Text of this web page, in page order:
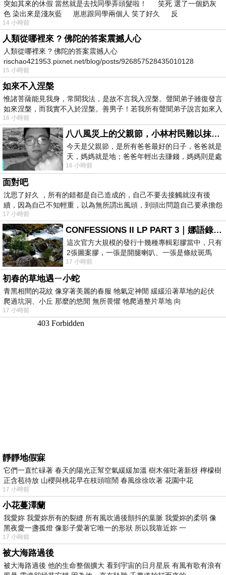
突如其來的休假 當然就是去找同學弄頭髮啦！ 笑死 選了一個奶灰
色 染出來是淺灰藍 崽崽跟同學兩個人 笑了好久 反
14 小時前
人類從哪裡來 ? 佛陀的答案震撼人心
人類從哪裡來 ? 佛陀的答案震撼人心
rischao421953.pixnet.net/blog/posts/926857528435010128
15 小時前
如來不入涅槃
惟諸菩薩能見我身，常聞我法，是故不言我入涅槃。聲聞弟子雖復發言
如來涅槃，而我實不入於涅槃。善男子！若我所有聲聞弟子說言如來入
16 小時前
八八風災上的父親節，小林村民難以抹滅的痛
今天是父親節，是所有爸爸最好的日子，爸爸就是
天，媽媽就是地；爸爸年輕出去賺錢，媽媽則是處
理家務，職業不分高低貴賤，只有人品才
16 小時前
面對吧
沈思了好久 ，所有的錯都是自己造成的，自己不要去接觸就沒有後
續，因為自己不知輕重，以為無所謂出風頭，到頭出問題自己要承擔怨
不
17 小時前
CONFESSIONS II LP PART 3｜娜語錄II LP PART 3
這次官方大規模的發行十幾種專輯彩膠當中，只有
2張圖案膠，一張是開腿喇叭、一張是條紋斑馬
版；目前官網上只剩澳洲商店AU STORE
17 小時前
初春的草地遇ㄧ小蛇
青黑相間的花紋 像穿著美麗的春服 牠氣定神閒 緩緩沿著草地的起伏
爬過坑洞、小丘 那麼的悠閒 無所畏懼 牠爬過整片草地 向
17 小時前
靜靜地假寐
它們一直忙碌著 春天的陽光正幫空氣緩緩加溫 樹木催吐著新枒 檸檬樹
正含苞待放 山櫻與桃花早在枝頭喧鬧 春風徐徐吹著 花園中花
17 小時前
小花蔓澤蘭
我愛妳 我愛妳所有的裂縫 所有風吹過後顫抖的葉脈 我愛妳的柔弱 像
黑夜愛一盞孤燈 像影子愛著它唯一的形狀 所以我靠近妳 一
17 小時前
被大海路過後
被大海路過後 他的生命整個擴大 看到宇宙的日月星辰 有風有歌有浪有